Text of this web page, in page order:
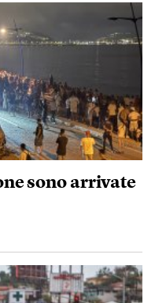
sono arrivate